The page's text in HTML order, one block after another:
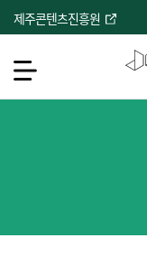
본
문
로
가
기
제주콘텐츠진흥원
메뉴열기
서브컨텐츠